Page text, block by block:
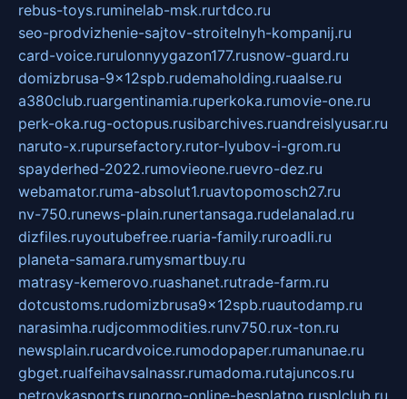
rebus-toys.ruminelab-msk.rurtdco.ru
seo-prodvizhenie-sajtov-stroitelnyh-kompanij.ru
card-voice.rurulonnyygazon177.rusnow-guard.ru
domizbrusa-9x12spb.rudemaholding.ruaalse.ru
a380club.ruargentinamia.ruperkoka.rumovie-one.ru
perk-oka.rug-octopus.rusibarchives.ruandreislyusar.ru
naruto-x.rupursefactory.rutor-lyubov-i-grom.ru
spayderhed-2022.rumovieone.ruevro-dez.ru
webamator.ruma-absolut1.ruavtopomosch27.ru
nv-750.runews-plain.runertansaga.rudelanalad.ru
dizfiles.ruyoutubefree.ruaria-family.ruroadli.ru
planeta-samara.rumysmartbuy.ru
matrasy-kemerovo.ruashanet.rutrade-farm.ru
dotcustoms.rudomizbrusa9x12spb.ruautodamp.ru
narasimha.rudjcommodities.runv750.rux-ton.ru
newsplain.rucardvoice.rumodopaper.rumanunae.ru
gbget.rualfeihavsalnassr.rumadoma.rutajuncos.ru
petrovkasports.ruporno-online-besplatno.rusplclub.ru